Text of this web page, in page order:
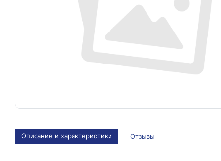
Описание и характеристики Отзывы